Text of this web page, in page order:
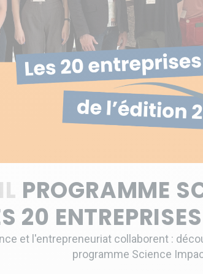
PROGRAMME
20
et l'entrepreneuriat collaborent :
programme Science